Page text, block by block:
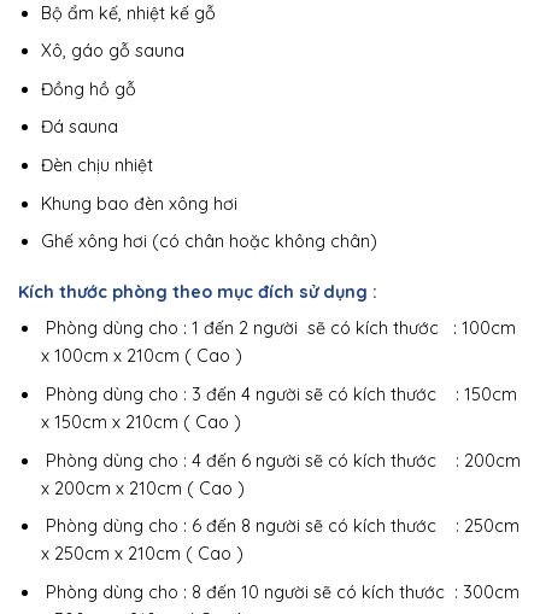
Bộ ẩm kế, nhiệt kế gỗ
Xô, gáo gỗ sauna
Đồng hồ gỗ
Đá sauna
Đèn chịu nhiệt
Khung bao đèn xông hơi
Ghế xông hơi (có chân hoặc không chân)
Kích thước phòng theo mục đích sử dụng :
Phòng dùng cho : 1 đến 2 người sẽ có kích thước : 100cm
x 100cm x 210cm ( Cao )
Phòng dùng cho : 3 đến 4 người sẽ có kích thước : 150cm
x 150cm x 210cm ( Cao )
Phòng dùng cho : 4 đến 6 người sẽ có kích thước : 200cm
x 200cm x 210cm ( Cao )
Phòng dùng cho : 6 đến 8 người sẽ có kích thước : 250cm
x 250cm x 210cm ( Cao )
Phòng dùng cho : 8 đến 10 người sẽ có kích thước : 300cm